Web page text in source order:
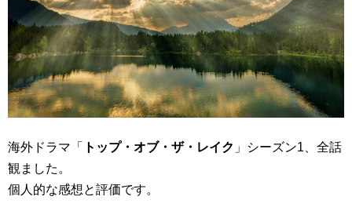
海外ドラマ「 トップ・オブ・ザ・レイク 」シーズン1、全話
観ました。
個人的な感想と評価です。